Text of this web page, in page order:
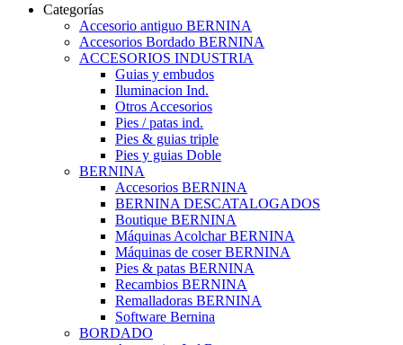
Categorías
Accesorio antiguo BERNINA
Accesorios Bordado BERNINA
ACCESORIOS INDUSTRIA
Guias y embudos
Iluminacion Ind.
Otros Accesorios
Pies / patas ind.
Pies & guias triple
Pies y guias Doble
BERNINA
Accesorios BERNINA
BERNINA DESCATALOGADOS
Boutique BERNINA
Máquinas Acolchar BERNINA
Máquinas de coser BERNINA
Pies & patas BERNINA
Recambios BERNINA
Remalladoras BERNINA
Software Bernina
BORDADO